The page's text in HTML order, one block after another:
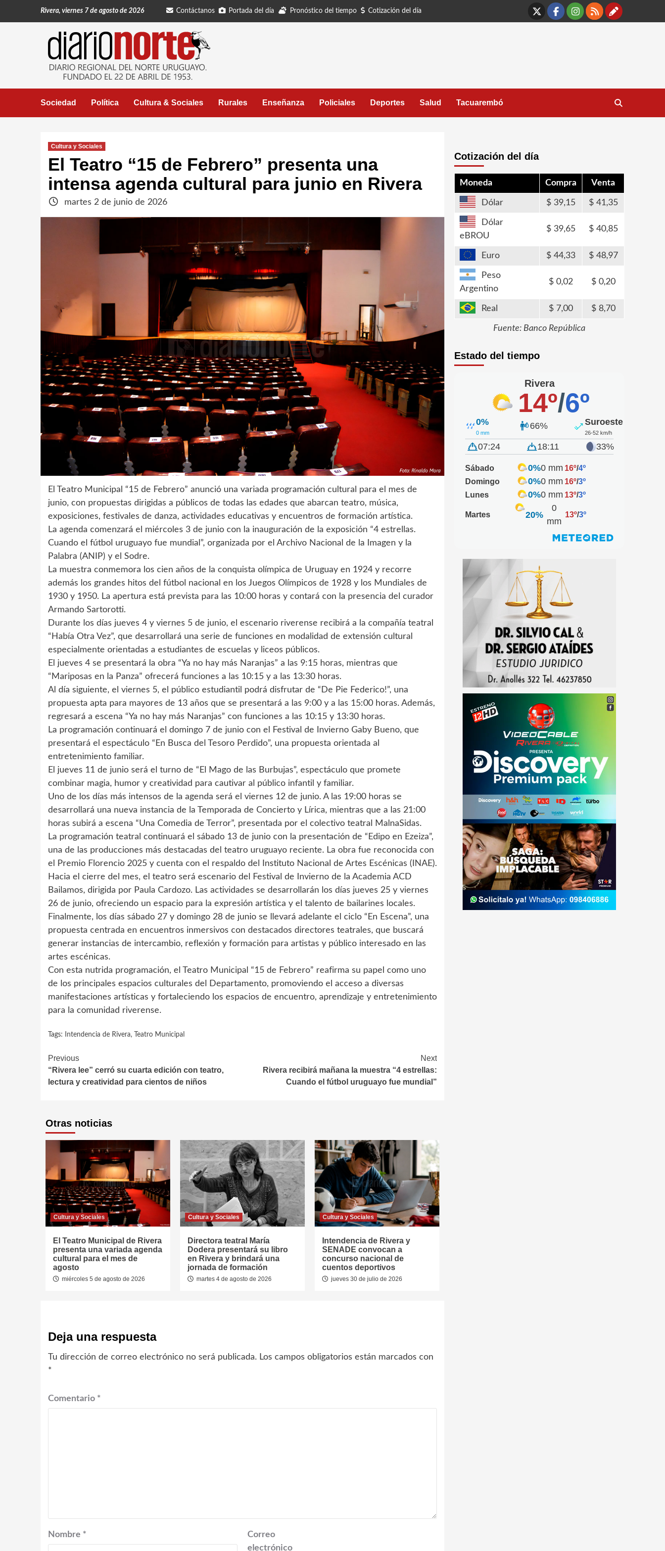
Rivera, viernes 7 de agosto de 2026 Contáctanos Portada del día Pronóstico del tiempo Cotización del día
X Facebook
Instagram
RSS
Sociedad Política Cultura & Sociales Rurales Enseñanza Policiales Deportes Salud Tacuarembó
Cultura y Sociales
El Teatro “15 de Febrero” presenta una
intensa agenda cultural para junio en Rivera
martes 2 de junio de 2026
El Teatro Municipal “15 de Febrero” anunció una variada programación cultural para el mes de
junio, con propuestas dirigidas a públicos de todas las edades que abarcan teatro, música,
exposiciones, festivales de danza, actividades educativas y encuentros de formación artística.
La agenda comenzará el miércoles 3 de junio con la inauguración de la exposición “4 estrellas.
Cuando el fútbol uruguayo fue mundial”, organizada por el Archivo Nacional de la Imagen y la
Palabra (ANIP) y el Sodre.
La muestra conmemora los cien años de la conquista olímpica de Uruguay en 1924 y recorre
además los grandes hitos del fútbol nacional en los Juegos Olímpicos de 1928 y los Mundiales de
1930 y 1950. La apertura está prevista para las 10:00 horas y contará con la presencia del curador
Armando Sartorotti.
Durante los días jueves 4 y viernes 5 de junio, el escenario riverense recibirá a la compañía teatral
“Había Otra Vez”, que desarrollará una serie de funciones en modalidad de extensión cultural
especialmente orientadas a estudiantes de escuelas y liceos públicos.
El jueves 4 se presentará la obra “Ya no hay más Naranjas” a las 9:15 horas, mientras que
“Mariposas en la Panza” ofrecerá funciones a las 10:15 y a las 13:30 horas.
Al día siguiente, el viernes 5, el público estudiantil podrá disfrutar de “De Pie Federico!”, una
propuesta apta para mayores de 13 años que se presentará a las 9:00 y a las 15:00 horas. Además,
regresará a escena “Ya no hay más Naranjas” con funciones a las 10:15 y 13:30 horas.
La programación continuará el domingo 7 de junio con el Festival de Invierno Gaby Bueno, que
presentará el espectáculo “En Busca del Tesoro Perdido”, una propuesta orientada al
entretenimiento familiar.
El jueves 11 de junio será el turno de “El Mago de las Burbujas”, espectáculo que promete
combinar magia, humor y creatividad para cautivar al público infantil y familiar.
Uno de los días más intensos de la agenda será el viernes 12 de junio. A las 19:00 horas se
desarrollará una nueva instancia de la Temporada de Concierto y Lírica, mientras que a las 21:00
horas subirá a escena “Una Comedia de Terror”, presentada por el colectivo teatral MalnaSidas.
La programación teatral continuará el sábado 13 de junio con la presentación de “Edipo en Ezeiza”,
una de las producciones más destacadas del teatro uruguayo reciente. La obra fue reconocida con
el Premio Florencio 2025 y cuenta con el respaldo del Instituto Nacional de Artes Escénicas (INAE).
Hacia el cierre del mes, el teatro será escenario del Festival de Invierno de la Academia ACD
Bailamos, dirigida por Paula Cardozo. Las actividades se desarrollarán los días jueves 25 y viernes
26 de junio, ofreciendo un espacio para la expresión artística y el talento de bailarines locales.
Finalmente, los días sábado 27 y domingo 28 de junio se llevará adelante el ciclo “En Escena”, una
propuesta centrada en encuentros inmersivos con destacados directores teatrales, que buscará
generar instancias de intercambio, reflexión y formación para artistas y público interesado en las
artes escénicas.
Con esta nutrida programación, el Teatro Municipal “15 de Febrero” reafirma su papel como uno
de los principales espacios culturales del Departamento, promoviendo el acceso a diversas
manifestaciones artísticas y fortaleciendo los espacios de encuentro, aprendizaje y entretenimiento
para la comunidad riverense.
Tags: Intendencia de Rivera, Teatro Municipal
Continue
Reading
Previous
“Rivera lee” cerró su cuarta edición con teatro,
lectura y creatividad para cientos de niños
Next
Rivera recibirá mañana la muestra “4 estrellas:
Cuando el fútbol uruguayo fue mundial”
Otras noticias
Cultura y Sociales
El Teatro Municipal de Rivera
presenta una variada agenda
cultural para el mes de
agosto
miércoles 5 de agosto de 2026
Cultura y Sociales
Directora teatral María
Dodera presentará su libro
en Rivera y brindará una
jornada de formación
martes 4 de agosto de 2026
Cultura y Sociales
Intendencia de Rivera y
SENADE convocan a
concurso nacional de
cuentos deportivos
jueves 30 de julio de 2026
Deja una respuesta
Tu dirección de correo electrónico no será publicada. Los campos obligatorios están marcados con
*
Comentario *
Nombre *
Correo
electrónico
Cotización del día
Moneda Compra Venta
Dólar 39,15 41,35
Dólar
eBROU
39,65 40,85
Euro 44,33 48,97
Peso
Argentino
0,02 0,20
Real 7,00 8,70
Fuente: Banco República
Estado del tiempo
Rivera
14º/6º
0%
0 mm
66% Suroeste
26-52 km/h
07:24 18:11 33%
Sábado 0%0 mm 16º/4º
Domingo
0%0 mm 16º/3º
Lunes
0%0 mm 13º/3º
Martes 20%
0
mm
13º/3º